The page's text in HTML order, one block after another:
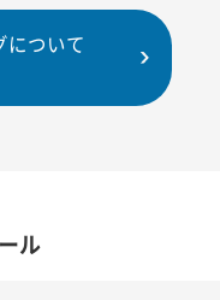
について
ル